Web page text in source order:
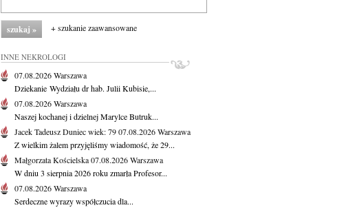
+ szukanie zaawansowane
INNE NEKROLOGI
07.08.2026Warszawa
Dziekanie Wydziału dr hab. Julii Kubisie,...
07.08.2026Warszawa
Naszej kochanej i dzielnej Marylce Butruk...
Jacek Tadeusz Duniecwiek: 7907.08.2026Warszawa
Z wielkim żalem przyjęliśmy wiadomość, że 29...
Małgorzata Kościelska07.08.2026Warszawa
W dniu 3 sierpnia 2026 roku zmarła Profesor...
07.08.2026Warszawa
Serdeczne wyrazy współczucia dla...